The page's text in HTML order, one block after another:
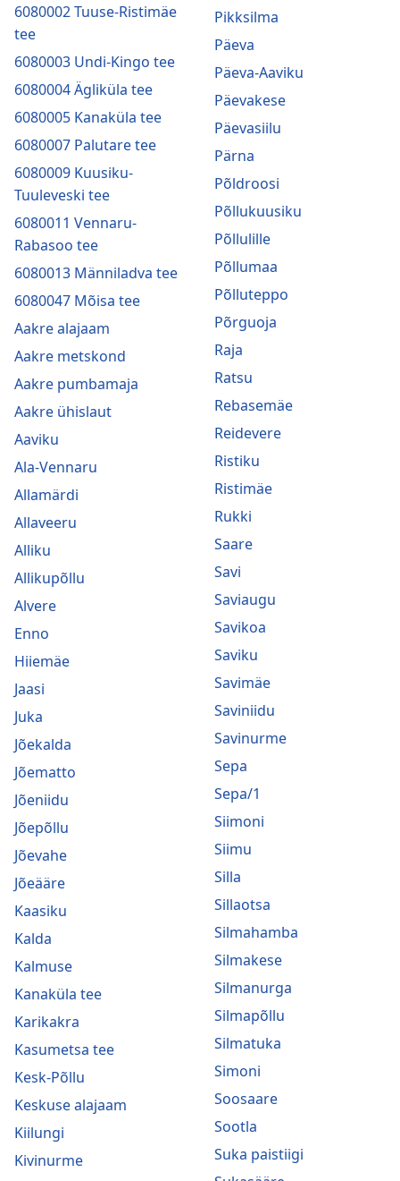
6080002 Tuuse-Ristimäe
tee
6080003 Undi-Kingo tee
6080004 Ägliküla tee
6080005 Kanaküla tee
6080007 Palutare tee
6080009 Kuusiku-
Tuuleveski tee
6080011 Vennaru-
Rabasoo tee
6080013 Männiladva tee
6080047 Mõisa tee
Aakre alajaam
Aakre metskond
Aakre pumbamaja
Aakre ühislaut
Aaviku
Ala-Vennaru
Allamärdi
Allaveeru
Alliku
Allikupõllu
Alvere
Enno
Hiiemäe
Jaasi
Juka
Jõekalda
Jõematto
Jõeniidu
Jõepõllu
Jõevahe
Jõeääre
Kaasiku
Kalda
Kalmuse
Kanaküla tee
Karikakra
Kasumetsa tee
Kesk-Põllu
Keskuse alajaam
Kiilungi
Kivinurme
Pikksilma
Päeva
Päeva-Aaviku
Päevakese
Päevasiilu
Pärna
Põldroosi
Põllukuusiku
Põllulille
Põllumaa
Põlluteppo
Põrguoja
Raja
Ratsu
Rebasemäe
Reidevere
Ristiku
Ristimäe
Rukki
Saare
Savi
Saviaugu
Savikoa
Saviku
Savimäe
Saviniidu
Savinurme
Sepa
Sepa/1
Siimoni
Siimu
Silla
Sillaotsa
Silmahamba
Silmakese
Silmanurga
Silmapõllu
Silmatuka
Simoni
Soosaare
Sootla
Suka paistiigi